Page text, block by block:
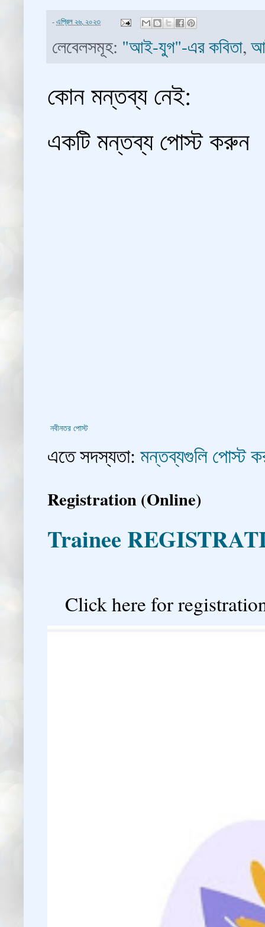
-এপ্রিল ২৬, ২০২৩
লেবেলসমূহ: "আই-যুগ"-এর কবিতা,
কোন মন্তব্য নেই:
একটি মন্তব্য পোস্ট করুন
নবীনতর পোস্ট
এতে সদস্যতা: মন্তব্যগুলি পোস্ট
Registration (Online)
Trainee
Click here for